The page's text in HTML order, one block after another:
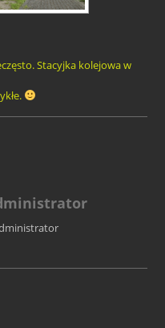
Stacyjka kolejowa w